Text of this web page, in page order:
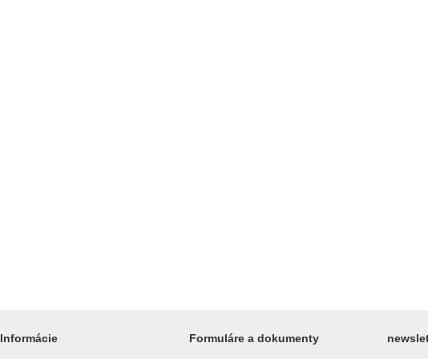
Informácie Formuláre a dokumenty